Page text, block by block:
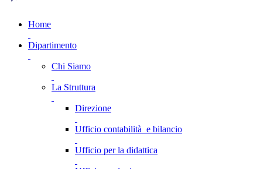
Home
Dipartimento
Chi Siamo
La Struttura
Direzione
Ufficio contabilità e bilancio
Ufficio per la didattica